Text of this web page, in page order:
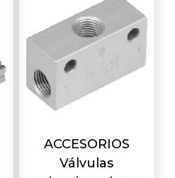
ACCESORIOS
Válvulas